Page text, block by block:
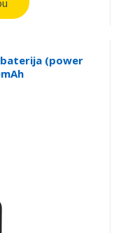
baterija (power